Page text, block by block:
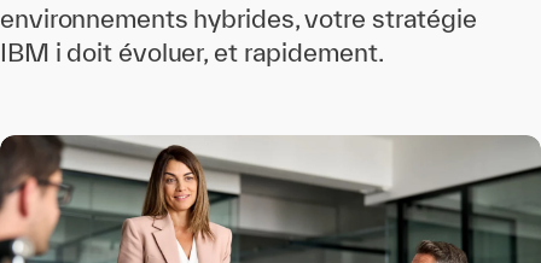
environnements hybrides, votre stratégie
IBM i doit évoluer, et rapidement.